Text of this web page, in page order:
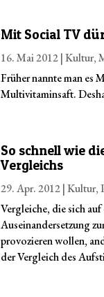
Mit Social TV
16. Mai 2012|Kultur,
Früher nannte man es
Multivitaminsaft.
So schnell wie
Vergleichs
29. Apr. 2012|Kultur,
Vergleiche, die sich
Auseinandersetzung
provozieren wollen,
der Vergleich des